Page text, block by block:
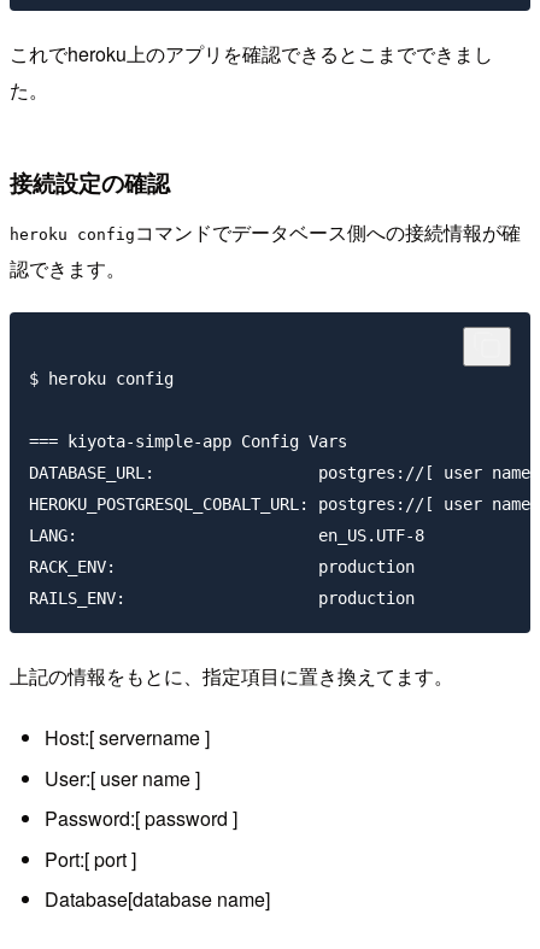
これでheroku上のアプリを確認できるとこまでできまし
た。
接続設定の確認
heroku config コマンドでデータベース側への接続情報が確
認できます。
$ heroku config
=== kiyota-simple-app Config Vars
DATABASE_URL:                 postgres://[ user name
HEROKU_POSTGRESQL_COBALT_URL: postgres://[
LANG:                         en_US.UTF-8
RACK_ENV:                     production
上記の情報をもとに、指定項目に置き換えてます。
Host:[ servername ]
User:[ user name ]
Password:[ password ]
Port:[ port ]
Database[database name]